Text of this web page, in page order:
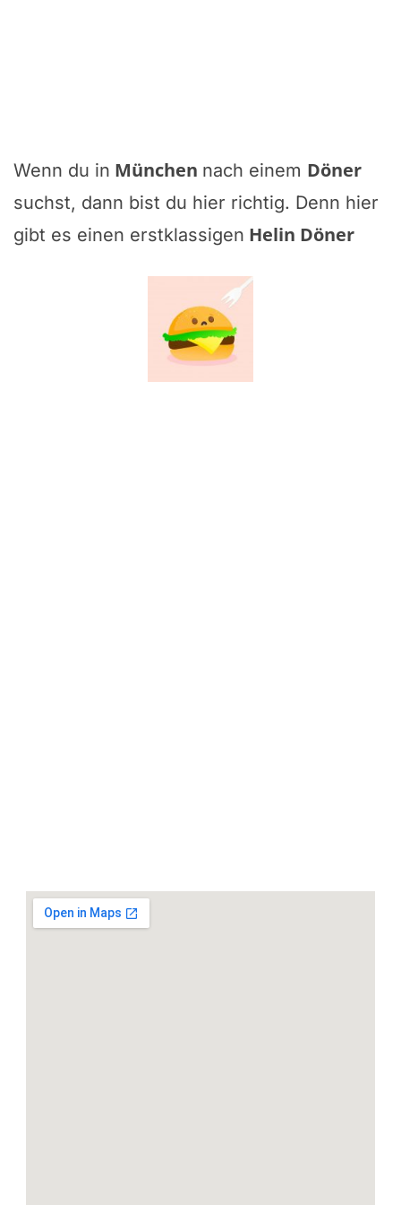
Wenn du in München nach einem Döner
suchst, dann bist du hier richtig. Denn hier
gibt es einen erstklassigen Helin Döner